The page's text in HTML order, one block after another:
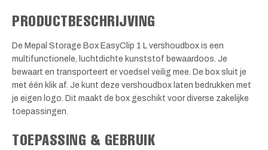
PRODUCTBESCHRIJVING
De Mepal Storage Box EasyClip 1 L vershoudbox is een
multifunctionele, luchtdichte kunststof bewaardoos. Je
bewaart en transporteert er voedsel veilig mee. De box sluit je
met één klik af. Je kunt deze vershoudbox laten bedrukken met
je eigen logo. Dit maakt de box geschikt voor diverse zakelijke
toepassingen.
TOEPASSING & GEBRUIK